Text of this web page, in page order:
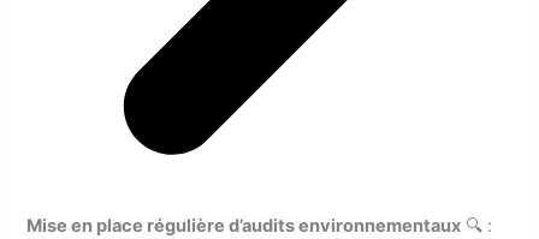
Mise en place régulière d’audits environnementaux 🔍 :